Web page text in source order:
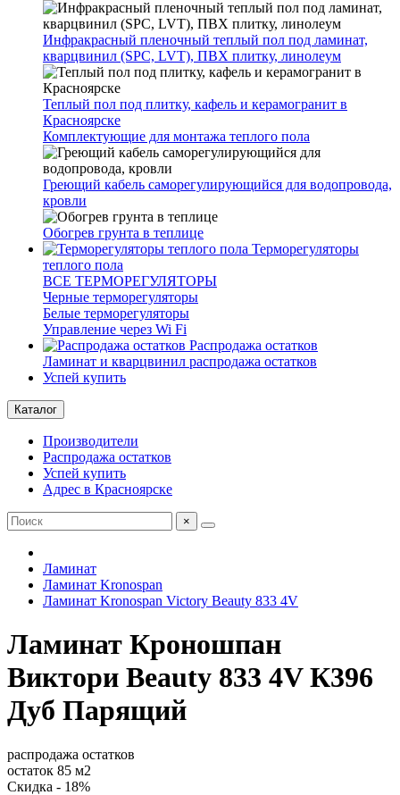
Инфракрасный пленочный теплый пол под ламинат,
кварцвинил (SPC, LVT), ПВХ плитку, линолеум
Теплый пол под плитку, кафель и керамогранит в
Красноярске
Комплектующие для монтажа теплого пола
Греющий кабель саморегулирующийся для водопровода,
кровли
Обогрев грунта в теплице
Терморегуляторы
теплого пола
ВСЕ ТЕРМОРЕГУЛЯТОРЫ
Черные терморегуляторы
Белые терморегуляторы
Управление через Wi Fi
Распродажа остатков
Ламинат и кварцвинил распродажа остатков
Успей купить
Каталог
Производители
Распродажа остатков
Успей купить
Адрес в Красноярске
×
Ламинат
Ламинат Kronospan
Ламинат Kronospan Victory Beauty 833 4V
Ламинат Кроношпан
Виктори Beauty 833 4V К396
Дуб Парящий
распродажа остатков
остаток 85 м2
Скидка - 18%